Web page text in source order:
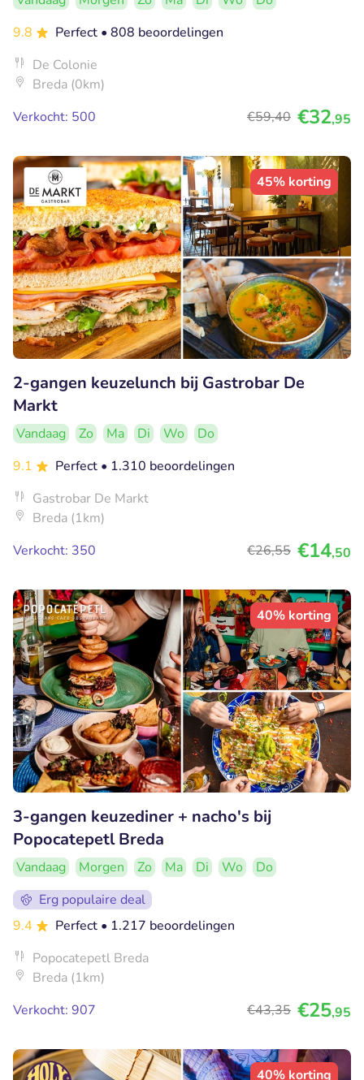
9.8
Perfect • 808 beoordelingen
De Colonie
Breda (0km)
Verkocht: 500
€59,40 €32,95
45% korting
2-gangen keuzelunch bij Gastrobar De
Markt
Vandaag Zo Ma Di Wo
Do
9.1
Perfect • 1.310 beoordelingen
Gastrobar De Markt
Breda (1km)
Verkocht: 350
€26,55 €14,50
40% korting
3-gangen keuzediner + nacho's bij
Popocatepetl Breda
Vandaag Morgen Zo Ma Di Wo
Do
Erg populaire deal
9.4
Perfect • 1.217 beoordelingen
Popocatepetl Breda
Breda (1km)
Verkocht: 907
€43,35 €25,95
40% korting